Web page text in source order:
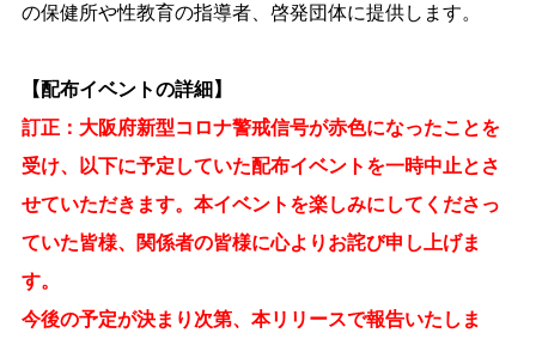
の保健所や性教育の指導者、啓発団体に提供します。
【配布イベントの詳細】
訂正：大阪府新型コロナ警戒信号が赤色になったことを
受け、以下に予定していた配布イベントを一時中止とさ
せていただきます。本イベントを楽しみにしてくださっ
ていた皆様、関係者の皆様に心よりお詫び申し上げま
す。
今後の予定が決まり次第、本リリースで報告いたしま